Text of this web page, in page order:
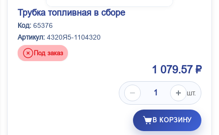
Трубка топливная в сборе
Код: 65376
Артикул: 4320Я5-1104320
Под заказ
1 079.57 ₽
шт.
В КОРЗИНУ